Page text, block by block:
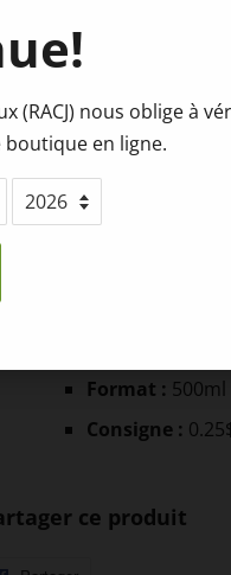
Style :
Vienna
de girofle,
écorce
Format : 500ml
Consigne :
ce produit
(RACJ) nous oblige à
en ligne.